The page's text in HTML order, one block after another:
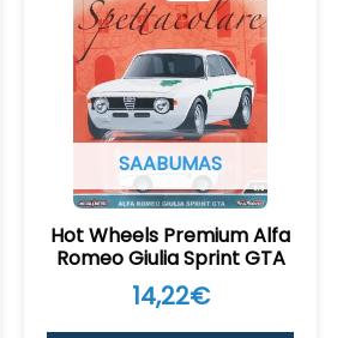
SAABUMAS
Hot Wheels Premium Alfa
Romeo Giulia Sprint GTA
14,22€